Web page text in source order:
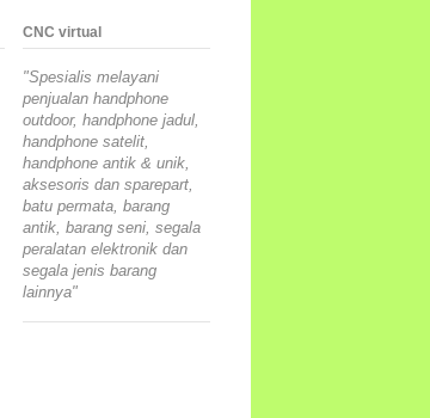
CNC virtual
"Spesialis melayani
penjualan handphone
outdoor, handphone jadul,
handphone satelit,
handphone antik & unik,
aksesoris dan sparepart,
batu permata, barang
antik, barang seni, segala
peralatan elektronik dan
segala jenis barang
lainnya"